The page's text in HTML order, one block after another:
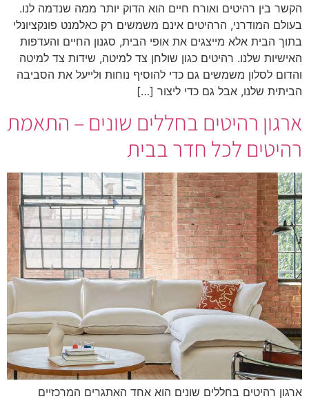
הקשר בין רהיטים ואורח חיים הוא הדוק יותר ממה שנדמה לנו.
בעולם המודרני, הרהיטים אינם משמשים רק כאלמנט פונקציונלי
בתוך הבית אלא מייצגים את אופי הבית, סגנון החיים והעדפות
האישיות שלנו. רהיטים כגון שולחן צד למיטה, שידות צד למיטה
והדום לסלון משמשים גם כדי להוסיף נוחות ולייעל את הסביבה
הביתית שלנו, אבל גם כדי ליצור […]
ארגון רהיטים בחללים שונים – התאמת
רהיטים לכל חדר בבית
ארגון רהיטים בחללים שונים הוא אחד האתגרים המרכזיים